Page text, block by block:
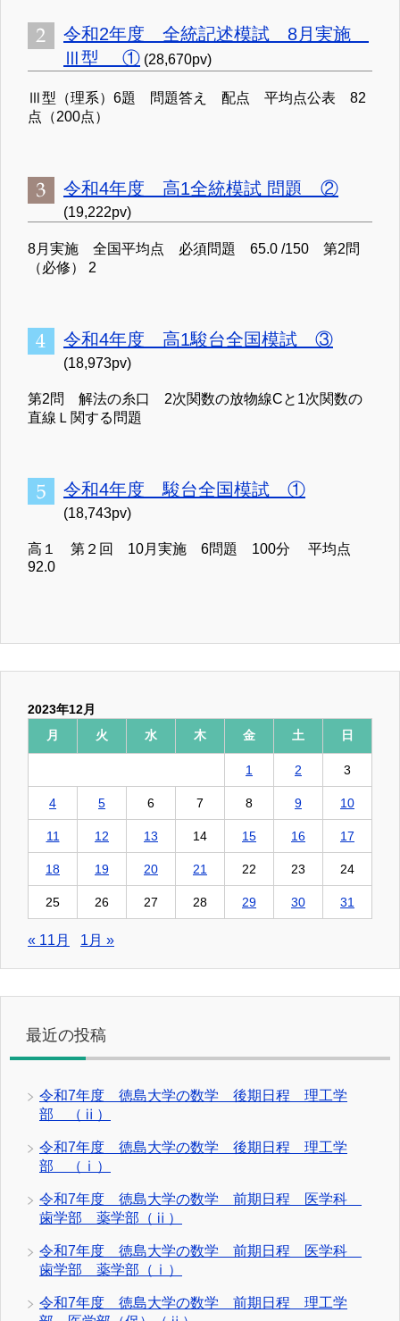
令和2年度 全統記述模試 8月実施
Ⅲ型 ① (28,670pv)
Ⅲ型（理系）6題 問題答え 配点 平均点公表 82
点（200点）
令和4年度 高1全統模試 問題 ②
(19,222pv)
8月実施 全国平均点 必須問題 65.0 /150 第2問
（必修） 2
令和4年度 高1駿台全国模試 ③
(18,973pv)
第2問 解法の糸口 2次関数の放物線Cと1次関数の
直線Ｌ関する問題
令和4年度 駿台全国模試 ①
(18,743pv)
高１ 第２回 10月実施 6問題 100分 平均点
92.0
2023年12月
月
火 水 木 金 土 日
1 2 3
4 5 6 7 8 9 10
11 12 13 14 15 16 17
18 19 20 21 22 23 24
25 26 27 28 29 30 31
« 11月 1月 »
最近の投稿
令和7年度 徳島大学の数学 後期日程 理工学
部 （ⅱ）
令和7年度 徳島大学の数学 後期日程 理工学
部 （ⅰ）
令和7年度 徳島大学の数学 前期日程 医学科
歯学部 薬学部（ⅱ）
令和7年度 徳島大学の数学 前期日程 医学科
歯学部 薬学部（ⅰ）
令和7年度 徳島大学の数学 前期日程 理工学